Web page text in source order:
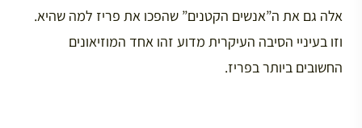
אלה גם את ה”אנשים הקטנים” שהפכו את פריז למה שהיא.
וזו בעיניי הסיבה העיקרית מדוע זהו אחד המוזיאונים
החשובים ביותר בפריז.